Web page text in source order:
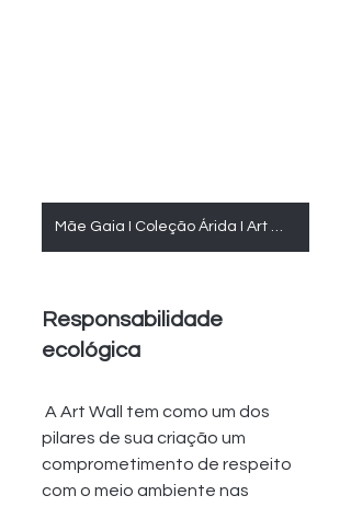
Mãe Gaia I Coleção Árida I Art Wall Quadros
Responsabilidade
ecológica
pilares de sua criação um
comprometimento de respeito
com o meio ambiente nas